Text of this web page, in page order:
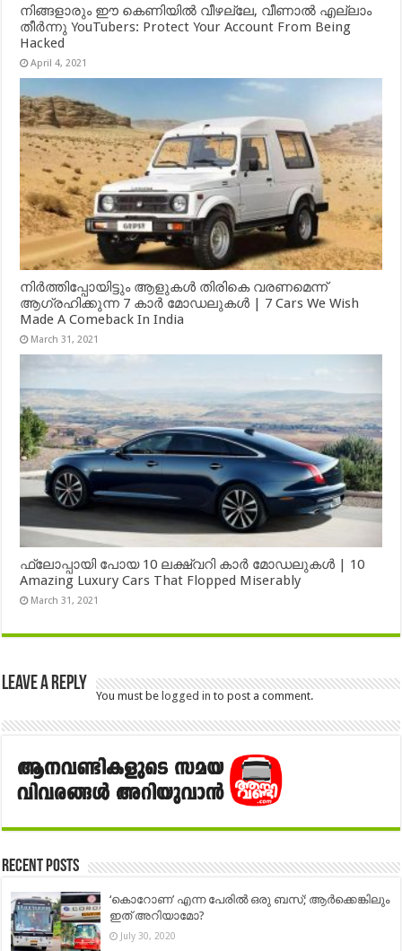
നിങ്ങളാരും ഈ കെണിയിൽ വീഴല്ലേ, വീണാൽ എല്ലാം
തീർന്നു YouTubers: Protect Your Account From Being
Hacked
April 4, 2021
നിർത്തിപ്പോയിട്ടും ആളുകൾ തിരികെ വരണമെന്ന്
ആഗ്രഹിക്കുന്ന 7 കാർ മോഡലുകൾ | 7 Cars We Wish
Made A Comeback In India
March 31, 2021
ഫ്ലോപ്പായി പോയ 10 ലക്ഷ്വറി കാർ മോഡലുകൾ | 10
Amazing Luxury Cars That Flopped Miserably
March 31, 2021
Leave a Reply
You must be logged in to post a comment.
Recent Posts
‘കൊറോണ’ എന്ന പേരിൽ ഒരു ബസ്; ആർക്കെങ്കിലും
ഇത് അറിയാമോ?
July 30, 2020